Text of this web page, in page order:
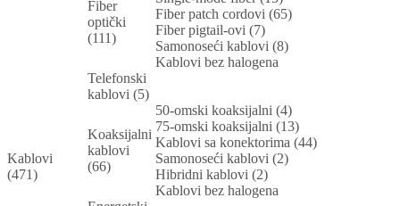
Kablovi
(471)
Fiber
optički
(111)
Fiber patch cordovi (65)
Fiber pigtail-ovi (7)
Samonoseći kablovi (8)
Kablovi bez halogena
Telefonski
kablovi (5)
Koaksijalni
kablovi
(66)
50-omski koaksijalni (4)
75-omski koaksijalni (13)
Kablovi sa konektorima (44)
Samonoseći kablovi (2)
Hibridni kablovi (2)
Kablovi bez halogena